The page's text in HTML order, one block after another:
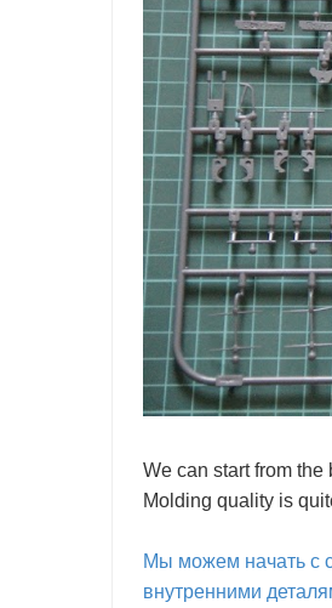
We can start from
Molding quality is
Мы можем начать с
внутренними